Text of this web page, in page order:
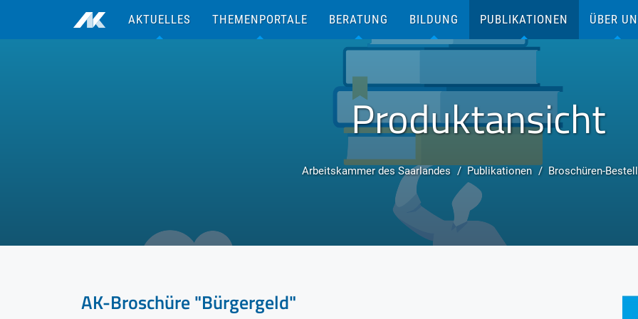
AKTUELLES THEMENPORTALE BERATUNG BILDUNG PUBLIKATIONEN ÜBER
Produktansicht
Arbeitskammer des Saarlandes Publikationen Broschüren-
AK-Broschüre "Bürgergeld"